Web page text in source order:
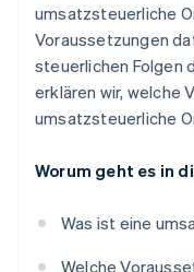
umsatzsteuerliche
Voraussetzungen
steuerlichen Folgen
erklären wir, welche
umsatzsteuerliche
Worum geht es in
Was ist eine
Welche